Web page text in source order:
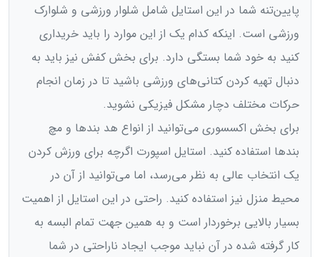
پایین‌تنه شما در این استایل شامل شلوار ورزشی و شلوارک
ورزشی است. اینکه کدام یک از این موارد را باید خریداری
کنید به خود شما بستگی دارد. برای بخش کفش نیز باید به
دنبال تهیه کردن کتانی‌‌های ورزشی باشید تا در زمان انجام
حرکات مختلف دچار مشکل فیزیکی نشوید.
برای بخش اکسسوری می‌توانید از انواع هد بندها و مچ
بند‌ها استفاده کنید. استایل اسپورت اگرچه برای ورزش کردن
یک انتخاب عالی به نظر می‌رسد، اما می‌توانید از آن در
محیط منزل نیز استفاده کنید. راحتی در این استایل از اهمیت
بسیار بالایی برخوردار است و به همین جهت تمام البسه به
کار گرفته شده در آن نباید موجب ایجاد ناراحتی در شما